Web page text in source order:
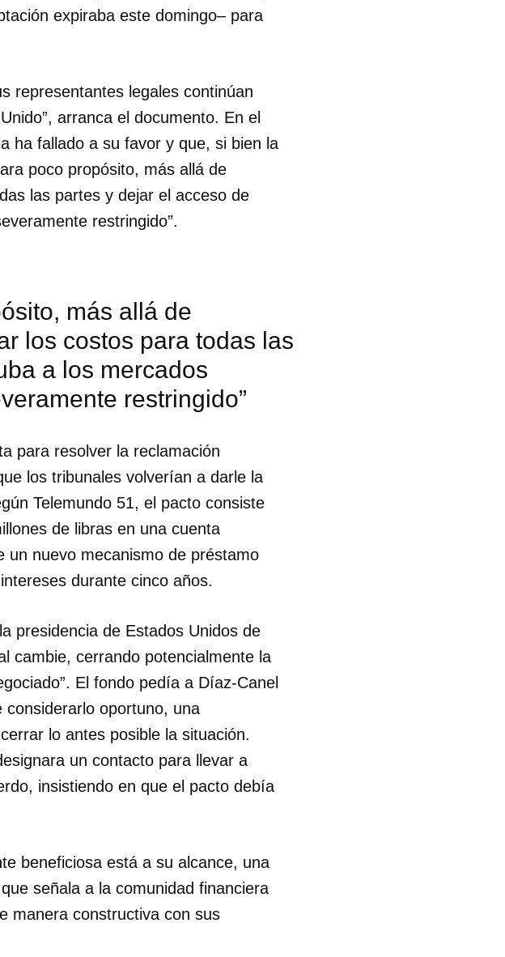
de iniciar sesión con tu
CANCELAR
expiraba este domingo– para
representantes legales continúan
arranca el documento. En el
ha fallado a su favor y que, si bien la
poco propósito, más allá de
las partes y dejar el acceso de
restringido”.
más allá de
los costos para todas las
a los mercados
restringido”
para resolver la reclamación
los tribunales volverían a darle la
Telemundo 51, el pacto consiste
de libras en una cuenta
un nuevo mecanismo de préstamo
durante cinco años.
presidencia de Estados Unidos de
cambie, cerrando potencialmente la
El fondo pedía a Díaz-Canel
oportuno, una
lo antes posible la situación.
un contacto para llevar a
insistiendo en que el pacto debía
beneficiosa está a su alcance, una
señala a la comunidad financiera
manera constructiva con sus